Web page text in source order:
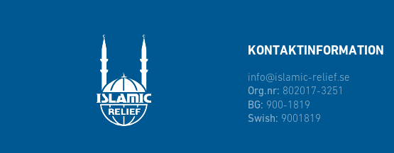
KONTAKTINFORMATION
info@islamic-relief.se
Org.nr: 802017-3251
BG: 900-1819
Swish: 9001819